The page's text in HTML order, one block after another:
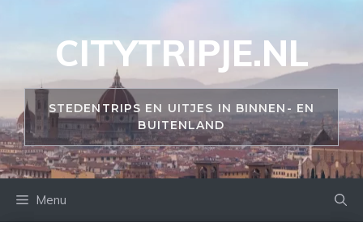
CITYTRIPJE.NL
STEDENTRIPS EN UITJES IN BINNEN- EN
BUITENLAND
Menu